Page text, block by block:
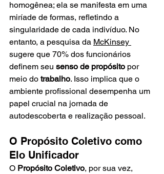
homogênea; ela se manifesta em uma
miríade de formas, refletindo a
singularidade de cada indivíduo. No
entanto, a pesquisa da McKinsey
sugere que 70% dos funcionários
definem seu senso de propósito por
meio do trabalho. Isso implica que o
ambiente profissional desempenha um
papel crucial na jornada de
autodescoberta e realização pessoal.
O Propósito Coletivo como
Elo Unificador
O Propósito Coletivo, por sua vez,